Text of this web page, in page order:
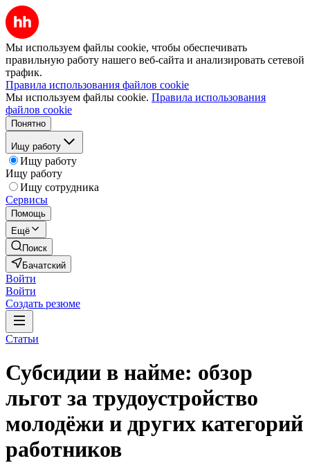
Мы используем файлы cookie, чтобы обеспечивать
правильную работу нашего веб-сайта и анализировать сетевой
трафик.
Правила использования файлов cookie
Мы используем файлы cookie. Правила использования
файлов cookie
Понятно
Ищу работу
Ищу работу
Ищу работу
Ищу сотрудника
Сервисы
Помощь
Ещё
Поиск
Бачатский
Войти
Войти
Создать резюме
Статьи
Субсидии в найме: обзор
льгот за трудоустройство
молодёжи и других категорий
работников